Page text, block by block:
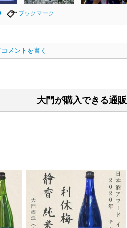
ブックマーク
メントを書く
大門が購入できる通販